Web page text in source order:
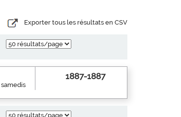
Exporter tous les résultats en CSV
1887-1887